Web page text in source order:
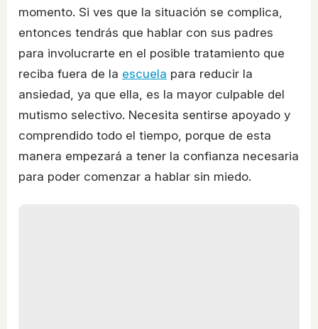
momento. Si ves que la situación se complica,
entonces tendrás que hablar con sus padres
para involucrarte en el posible tratamiento que
reciba fuera de la escuela para reducir la
ansiedad, ya que ella, es la mayor culpable del
mutismo selectivo. Necesita sentirse apoyado y
comprendido todo el tiempo, porque de esta
manera empezará a tener la confianza necesaria
para poder comenzar a hablar sin miedo.